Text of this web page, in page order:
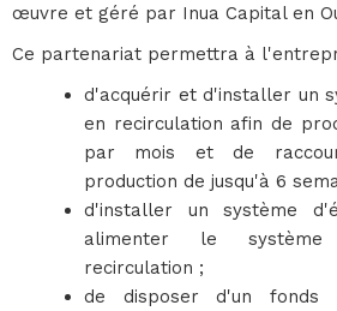
œuvre et géré par Inua Capital en
Ce partenariat permettra à
d'acquérir et d'installer un
en recirculation afin de
par mois et de
production de jusqu'à 6
d'installer un système
alimenter le système
recirculation ;
de disposer d'un fonds